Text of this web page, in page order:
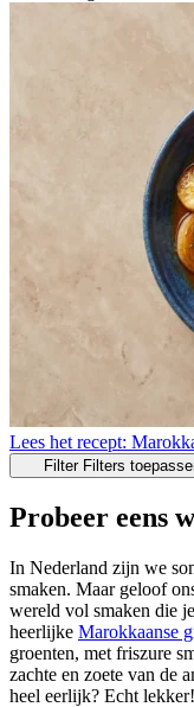
Lees het recept:
Filter Filters
Probeer eens
In Nederland zijn we
smaken. Maar geloof
wereld vol smaken die
heerlijke Marokkaanse
groenten, met friszure
zachte en zoete van de
heel eerlijk? Echt lekker!